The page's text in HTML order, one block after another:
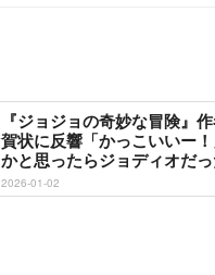
『ジョジョの奇妙な冒険』
賀状に反響「かっこいいー
かと思ったらジョディオだっ
2026-01-02